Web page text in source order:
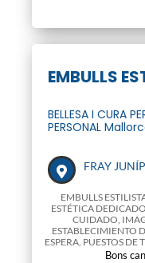
EMBULLS
BELLESA I CURA
PERSONAL
FRAY
EMBULLS
ESTÉTICA
CUIDADO,
ESTABLECIMIENTO
ESPERA, PUESTOS
Bons